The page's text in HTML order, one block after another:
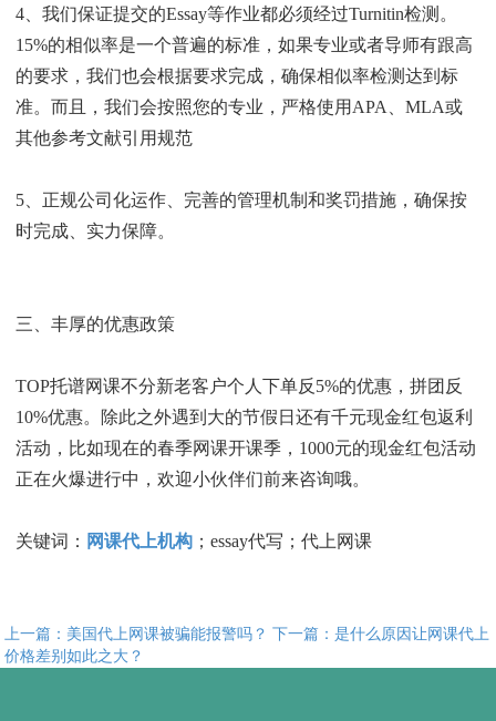
4、我们保证提交的Essay等作业都必须经过Turnitin检测。
15%的相似率是一个普遍的标准，如果专业或者导师有跟高
的要求，我们也会根据要求完成，确保相似率检测达到标
准。而且，我们会按照您的专业，严格使用APA、MLA或
其他参考文献引用规范
5、正规公司化运作、完善的管理机制和奖罚措施，确保按
时完成、实力保障。
三、丰厚的优惠政策
TOP托谱网课不分新老客户个人下单反5%的优惠，拼团反
10%优惠。除此之外遇到大的节假日还有千元现金红包返利
活动，比如现在的春季网课开课季，1000元的现金红包活动
正在火爆进行中，欢迎小伙伴们前来咨询哦。
关键词： 网课代上机构 ；essay代写；代上网课
上一篇：美国代上网课被骗能报警吗？ 下一篇：是什么原因让网课代上
价格差别如此之大？